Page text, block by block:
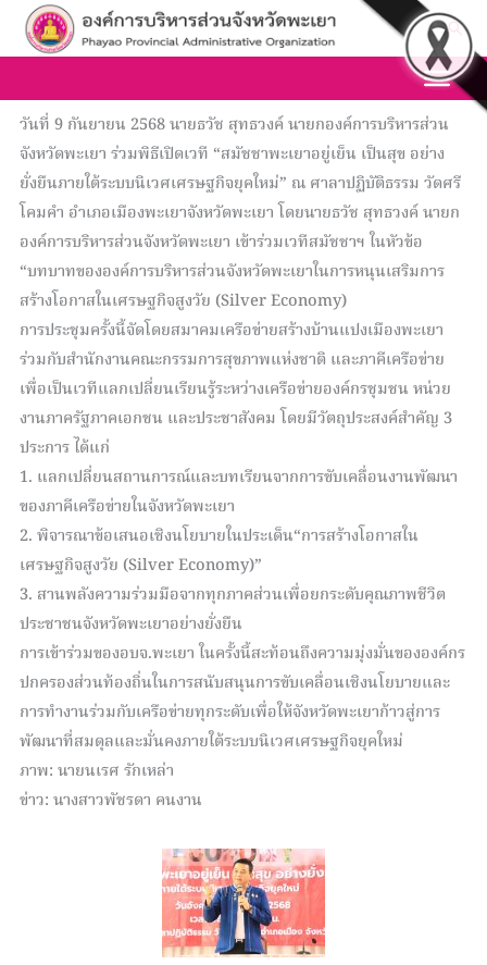
Skip
วันที่ 9 กันยายน 2568 นายธวัช สุทธวงค์ นายกองค์การบริหารส่วน
จังหวัดพะเยา ร่วมพิธีเปิดเวที “สมัชชาพะเยาอยู่เย็น เป็นสุข อย่าง
ยั่งยืนภายใต้ระบบนิเวศเศรษฐกิจยุคใหม่” ณ ศาลาปฏิบัติธรรม วัดศรี
โคมคํา อำเภอเมืองพะเยาจังหวัดพะเยา โดยนายธวัช สุทธวงค์ นายก
องค์การบริหารส่วนจังหวัดพะเยา เข้าร่วมเวทีสมัชชาฯ ในหัวข้อ
“บทบาทขององค์การบริหารส่วนจังหวัดพะเยาในการหนุนเสริมการ
สร้างโอกาสในเศรษฐกิจสูงวัย (Silver Economy)
การประชุมครั้งนี้จัดโดยสมาคมเครือข่ายสร้างบ้านแปงเมืองพะเยา
ร่วมกับสำนักงานคณะกรรมการสุขภาพแห่งชาติ และภาคีเครือข่าย
เพื่อเป็นเวทีแลกเปลี่ยนเรียนรู้ระหว่างเครือข่ายองค์กรชุมชน หน่วย
งานภาครัฐภาคเอกชน และประชาสังคม โดยมีวัตถุประสงค์สำคัญ 3
ประการ ได้แก่
1. แลกเปลี่ยนสถานการณ์และบทเรียนจากการขับเคลื่อนงานพัฒนา
ของภาคีเครือข่ายในจังหวัดพะเยา
2. พิจารณาข้อเสนอเชิงนโยบายในประเด็น“การสร้างโอกาสใน
เศรษฐกิจสูงวัย (Silver Economy)”
3. สานพลังความร่วมมือจากทุกภาคส่วนเพื่อยกระดับคุณภาพชีวิต
ประชาชนจังหวัดพะเยาอย่างยั่งยืน
การเข้าร่วมของอบจ.พะเยา ในครั้งนี้สะท้อนถึงความมุ่งมั่นขององค์กร
ปกครองส่วนท้องถิ่นในการสนับสนุนการขับเคลื่อนเชิงนโยบายและ
การทำงานร่วมกับเครือข่ายทุกระดับเพื่อให้จังหวัดพะเยาก้าวสู่การ
พัฒนาที่สมดุลและมั่นคงภายใต้ระบบนิเวศเศรษฐกิจยุคใหม่
ภาพ: นายนเรศ รักเหล่า
ข่าว: นางสาวพัชรดา คนงาน